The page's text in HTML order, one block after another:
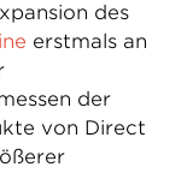
des
erstmals an
der
von Direct